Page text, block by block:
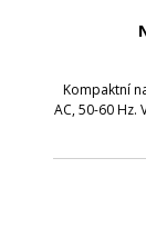
Kompaktní
AC, 50-60 Hz.